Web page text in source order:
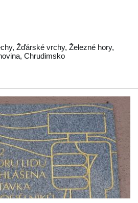
, Žďárské vrchy, Železné hory,
, Chrudimsko